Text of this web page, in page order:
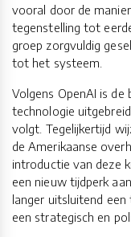
vooral door de
tegenstelling tot
groep zorgvuldig
tot het systeem.
Volgens OpenAI is
technologie
volgt. Tegelijkertijd
de Amerikaanse
introductie van deze
een nieuw tijdperk
langer uitsluitend
een strategisch en